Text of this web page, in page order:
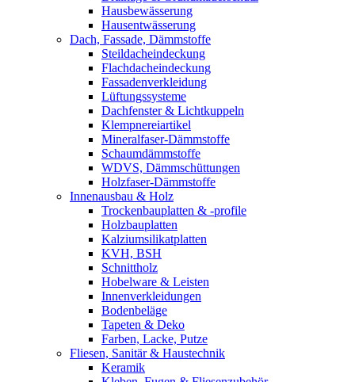
Hausbewässerung
Hausentwässerung
Dach, Fassade, Dämmstoffe
Steildacheindeckung
Flachdacheindeckung
Fassadenverkleidung
Lüftungssysteme
Dachfenster & Lichtkuppeln
Klempnereiartikel
Mineralfaser-Dämmstoffe
Schaumdämmstoffe
WDVS, Dämmschüttungen
Holzfaser-Dämmstoffe
Innenausbau & Holz
Trockenbauplatten & -profile
Holzbauplatten
Kalziumsilikatplatten
KVH, BSH
Schnittholz
Hobelware & Leisten
Innenverkleidungen
Bodenbeläge
Tapeten & Deko
Farben, Lacke, Putze
Fliesen, Sanitär & Haustechnik
Keramik